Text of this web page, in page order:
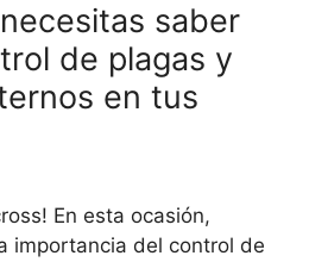
saber
de plagas y
en tus
En esta ocasión,
importancia del control de